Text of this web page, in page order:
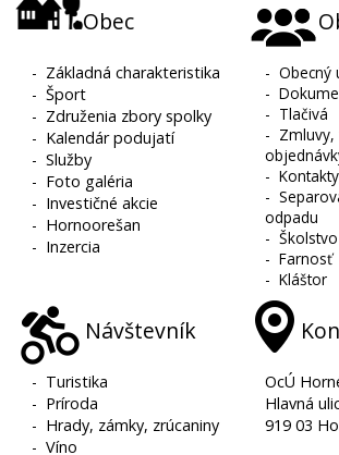
Obec
- Základná charakteristika
-Šport
- Združenia zbory spolky
- Kalendár podujatí
-Služby
- Foto galéria
- Investičné akcie
- Hornoorešan
- Inzercia
-Obecný
-
- Tlačivá
-
-
-
odpadu
-Školstvo
-Farnosť
-Kláštor
Návštevník
- Turistika
- Príroda
- Hrady, zámky, zrúcaniny
-Víno
OcÚ
Hlavná
919 03